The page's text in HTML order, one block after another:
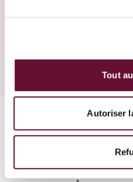
Tout
Autoriser
Des vacances
Dominicaine